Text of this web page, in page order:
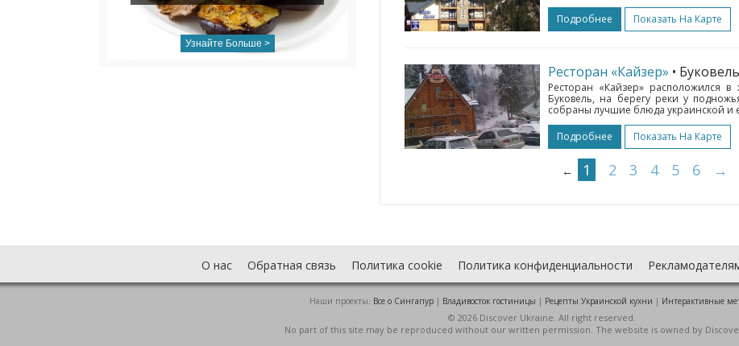
Узнайте Больше >
Подробнее
Показать На Карте
Ресторан «Кайзер» • Буковель
Ресторан «Кайзер» расположился
Буковель, на берегу реки у
собраны лучшие блюда украинской и
Подробнее
Показать На Карте
← 1 2 3 4 5 6 →
О нас Обратная связь Политика cookie Политика конфиденциальности
Наши проекты: Все о Cингапур | Владивосток гостиницы | Рецепты Украинской кухни | Интерактивные
© 2026 Discover Ukraine. All right reserved.
No part of this site may be reproduced without our written permission. The website is owned by